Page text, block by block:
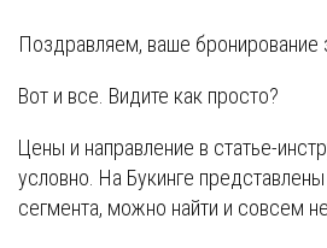
Поздравляем, ваше бронирование
Вот и все. Видите как просто?
Цены и направление в статье-
условно. На Букинге
сегмента, можно найти и совсем